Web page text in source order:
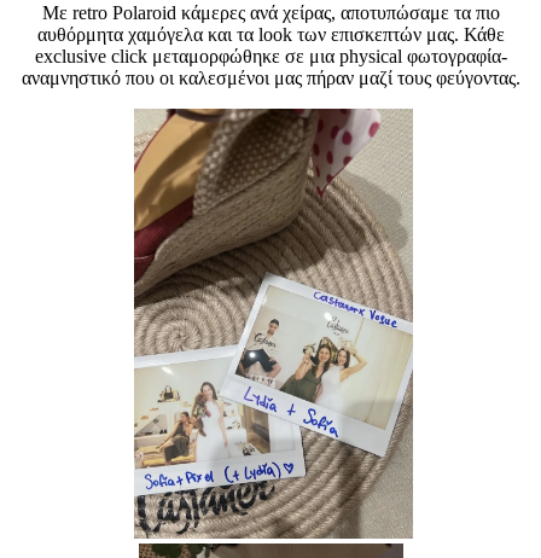
Με retro Polaroid κάμερες ανά χείρας, αποτυπώσαμε τα πιο
αυθόρμητα χαμόγελα και τα look των επισκεπτών μας. Κάθε
exclusive click μεταμορφώθηκε σε μια physical φωτογραφία-
αναμνηστικό που οι καλεσμένοι μας πήραν μαζί τους φεύγοντας.